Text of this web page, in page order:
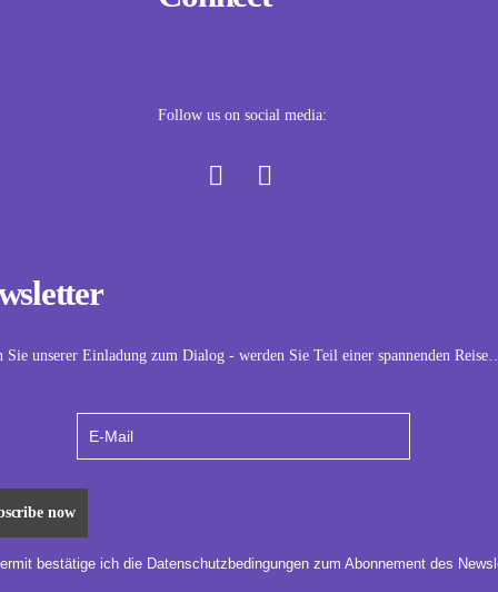
Sie unserer Einladung zum Dialog - werden Sie Teil einer spannenden
bestätige ich die Datenschutzbedingungen zum Abonnement des
Follow us on social media: